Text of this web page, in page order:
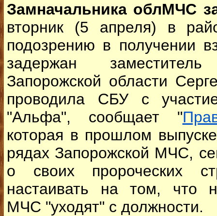
Замначальника облМЧС
вторник (5 апреля) в
подозрению в получении
задержан
Запорожской области
проводила СБУ с
"Альфа", сообщает "
которая в прошлом
рядах Запорожской МЧС,
о своих пророческих
настаивать на том, что
МЧС "уходят" с должности.